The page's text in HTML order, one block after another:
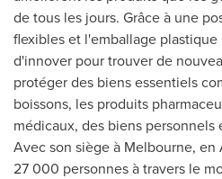
de tous les jours. Grâce à une
flexibles et l'emballage
d'innover pour trouver de
protéger des biens essentiels
boissons, les produits
médicaux, des biens personnels
Avec son siège à Melbourne, en
27 000 personnes à travers le